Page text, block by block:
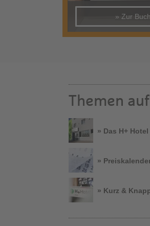
» Zur
Themen
» Das H+
»
» Kurz &